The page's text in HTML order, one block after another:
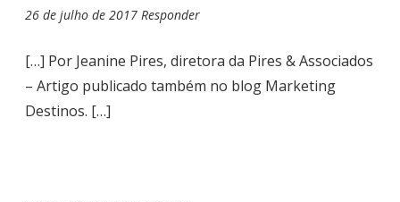
26 de julho de 2017 1
:
3
Responder
[…] Por Jeanine Pires, diretora da Pires & Associados
– Artigo publicado também no blog Marketing
Destinos. […]